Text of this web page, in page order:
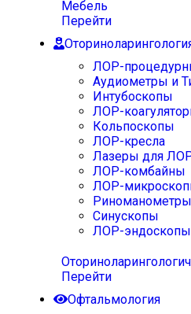
Мебель
Перейти
ЛОР-
Аудиометры и
Интубоскопы
ЛОР-
Кольпоскопы
ЛОР-кресла
Лазеры для
ЛОР-комбайны
ЛОР-
Риноманометры
Синускопы
ЛОР-эндоскопы
Перейти
Офтальмология